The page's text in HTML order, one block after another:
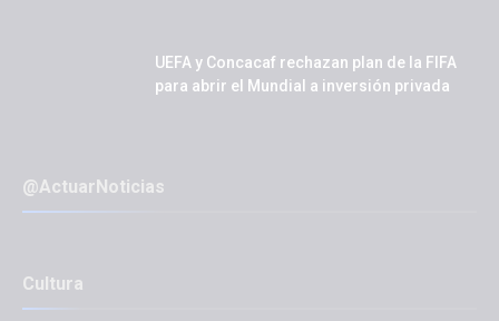
UEFA y Concacaf rechazan plan de la FIFA
para abrir el Mundial a inversión privada
@ActuarNoticias
Cultura